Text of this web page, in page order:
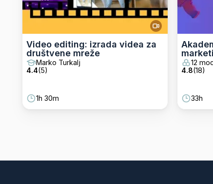
Video editing: izrada videa za
društvene mreže
Marko Turkalj
4.4(5)
1h 30m
12
4.8(18)
33h